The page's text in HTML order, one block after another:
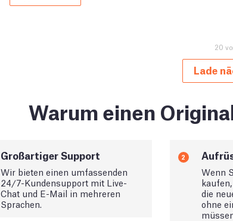
20
Lade
Warum einen
Großartiger Support
Wir bieten einen umfassenden
24/7-Kundensupport mit Live-
Chat und E-Mail in mehreren
Sprachen.
2
Wenn
die
ohne